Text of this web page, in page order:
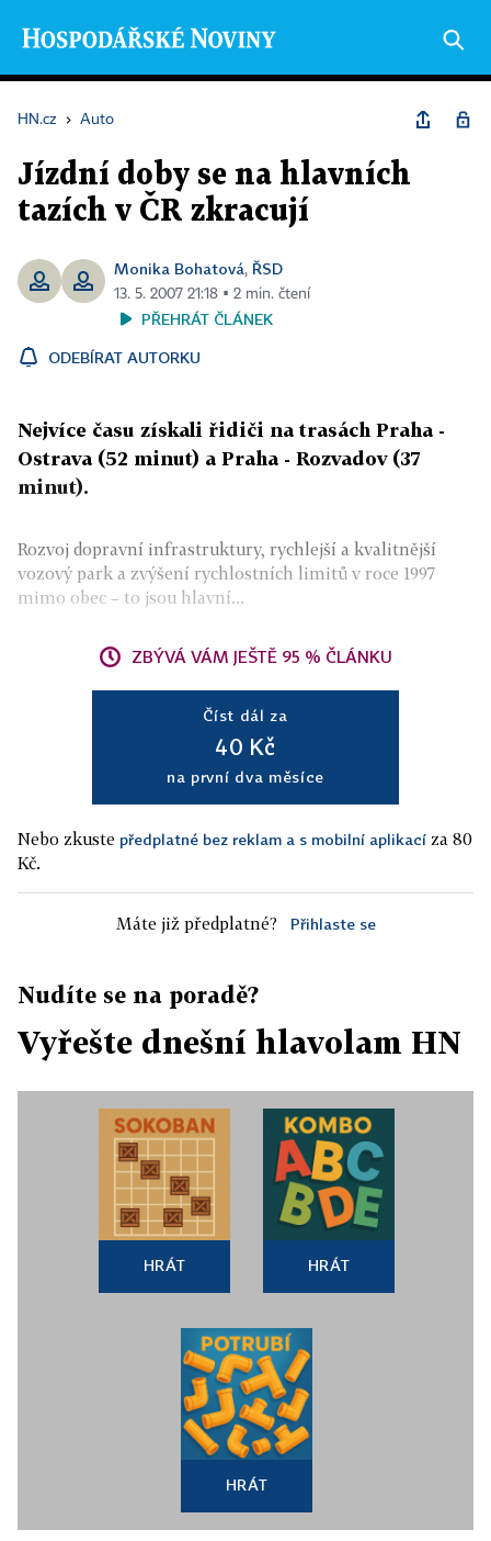
HN.cz › Auto
Jízdní doby se na hlavních
tazích v ČR zkracují
Monika Bohatová, ŘSD
13. 5. 2007 21:18 ▪ 2 min. čtení
PŘEHRÁT ČLÁNEK
ODEBÍRAT AUTORKU
Nejvíce času získali řidiči na trasách Praha -
Ostrava (52 minut) a Praha - Rozvadov (37
minut).
Rozvoj dopravní infrastruktury, rychlejší a kvalitnější
vozový park a zvýšení rychlostních limitů v roce 1997
mimo obec – to jsou hlavní...
ZBÝVÁ VÁM JEŠTĚ 95 % ČLÁNKU
Číst dál za
40 Kč
na první dva měsíce
Nebo zkuste předplatné bez reklam a s mobilní aplikací za 80
Kč.
Máte již předplatné? Přihlaste se
Nudíte se na poradě?
Vyřešte dnešní hlavolam HN
HRÁT HRÁT
HRÁT